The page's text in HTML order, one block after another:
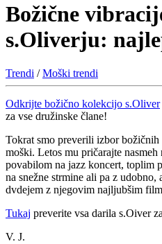
Božične
s.Oliverju:
Trendi /Moški trendi
Odkrijte božično kolekcijo s.Oliver
za vse družinske člane!
Tokrat smo preverili izbor
moški. Letos mu pričarajte
povabilom na jazz koncert, toplim
na snežne strmine ali pa z udobno,
dvdejem z njegovim najljubšim
Tukaj preverite vsa darila s.Oiver
V. J.